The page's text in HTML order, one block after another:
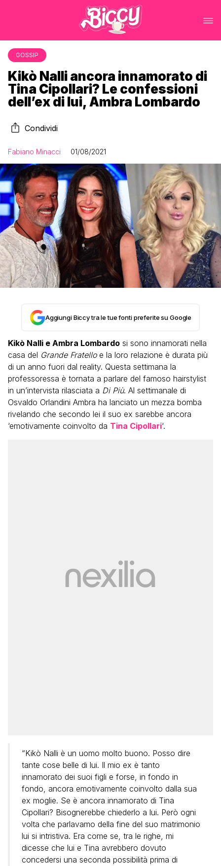
GOSSIP
Kikò Nalli ancora innamorato di
Tina Cipollari? Le confessioni
dell’ex di lui, Ambra Lombardo
Condividi
Fabiano Minacci 01/08/2021
Aggiungi Biccy tra le tue fonti preferite su Google
Kikò Nalli e Ambra Lombardo si sono innamorati nella
casa del Grande Fratelloe la loro relazione è durata più
di un anno fuori dal reality. Questa settimana la
professoressa è tornata a parlare del famoso hairstylist
in un’intervista rilasciata a Di Più. Al settimanale di
Osvaldo Orlandini Ambra ha lanciato un mezza bomba
rivelando che secondo lei il suo ex sarebbe ancora
‘emotivamente coinvolto da Tina Cipollari‘.
“Kikò Nalli è un uomo molto buono. Posso dire
tante cose belle di lui. Il mio ex è tanto
innamorato dei suoi figli e forse, in fondo in
fondo, ancora emotivamente coinvolto dalla sua
ex moglie. Se è ancora innamorato di Tina
Cipollari? Bisognerebbe chiederlo a lui. Però ogni
volta che parlavamo della fine del suo matrimonio
lui si intristiva. Era come se, tra le righe, mi
dicesse che lui e Tina avrebbero dovuto
concedersi una seconda possibilità prima di